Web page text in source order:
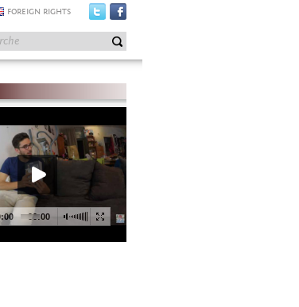
FOREIGN RIGHTS